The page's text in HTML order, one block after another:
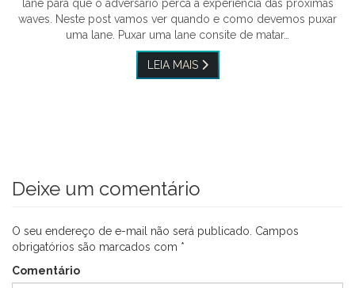
lane para que o adversário perca a experiência das próximas
waves. Neste post vamos ver quando e como devemos puxar
uma lane. Puxar uma lane consite de matar…
LEIA MAIS
Deixe um comentário
O seu endereço de e-mail não será publicado. Campos
obrigatórios são marcados com *
Comentário